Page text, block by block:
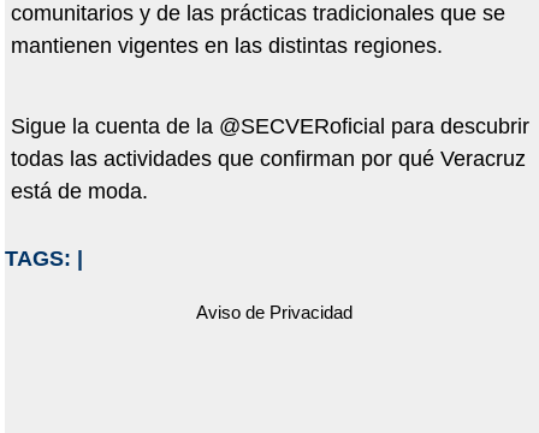
comunitarios y de las prácticas tradicionales que se
mantienen vigentes en las distintas regiones.
Sigue la cuenta de la @SECVERoficial para descubrir
todas las actividades que confirman por qué Veracruz
está de moda.
TAGS:
Aviso de Privacidad